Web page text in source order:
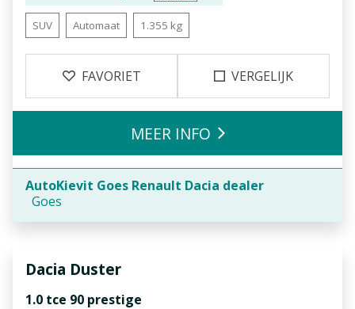
SUV Automaat 1.355 kg
FAVORIET VERGELIJK
AutoKievit Goes Renault Dacia dealer
Goes
MEER INFO
Dacia Duster
1.0 tce 90 prestige